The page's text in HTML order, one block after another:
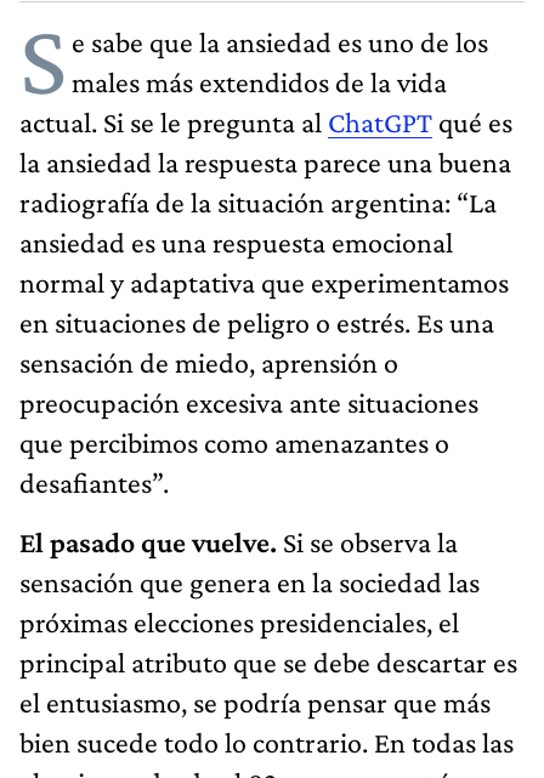
S e sabe que la ansiedad es uno de los
males más extendidos de la vida
actual. Si se le pregunta al ChatGPT qué es
la ansiedad la respuesta parece una buena
radiografía de la situación argentina: “La
ansiedad es una respuesta emocional
normal y adaptativa que experimentamos
en situaciones de peligro o estrés. Es una
sensación de miedo, aprensión o
preocupación excesiva ante situaciones
que percibimos como amenazantes o
desafiantes”.
El pasado que vuelve. Si se observa la
sensación que genera en la sociedad las
próximas elecciones presidenciales, el
principal atributo que se debe descartar es
el entusiasmo, se podría pensar que más
bien sucede todo lo contrario. En todas las